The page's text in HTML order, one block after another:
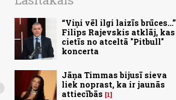
“Viņi vēl ilgi laizīs brūces...”
Filips Rajevskis atklāj, kas
cietīs no atceltā "Pitbull"
koncerta
Jāņa Timmas bijusī sieva
liek noprast, ka ir jaunās
attiecībās
1